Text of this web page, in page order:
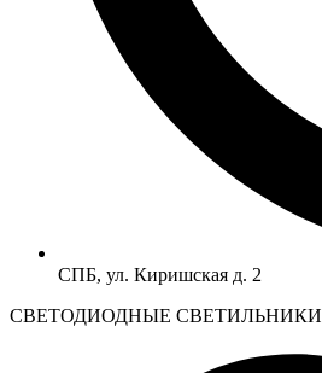
СПБ, ул. Киришская д. 2
CВЕТОДИОДНЫЕ СВЕТИЛЬНИКИ